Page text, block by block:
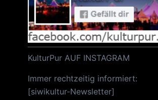
KulturPur AUF INSTAGRAM
Immer rechtzeitig informiert:
[siwikultur-Newsletter]